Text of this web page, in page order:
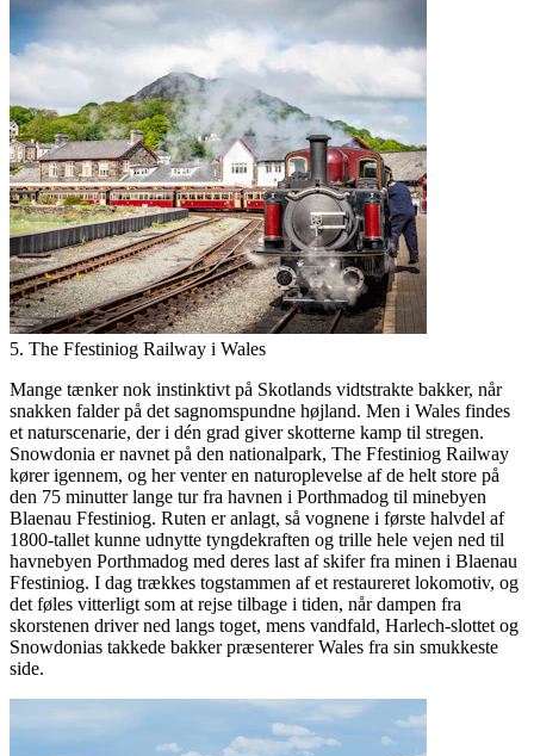
5. The Ffestiniog Railway i Wales
Mange tænker nok instinktivt på Skotlands vidtstrakte bakker, når
snakken falder på det sagnomspundne højland. Men i Wales findes
et naturscenarie, der i dén grad giver skotterne kamp til stregen.
Snowdonia er navnet på den nationalpark, The Ffestiniog Railway
kører igennem, og her venter en naturoplevelse af de helt store på
den 75 minutter lange tur fra havnen i Porthmadog til minebyen
Blaenau Ffestiniog. Ruten er anlagt, så vognene i første halvdel af
1800-tallet kunne udnytte tyngdekraften og trille hele vejen ned til
havnebyen Porthmadog med deres last af skifer fra minen i Blaenau
Ffestiniog. I dag trækkes togstammen af et restaureret lokomotiv, og
det føles vitterligt som at rejse tilbage i tiden, når dampen fra
skorstenen driver ned langs toget, mens vandfald, Harlech-slottet og
Snowdonias takkede bakker præsenterer Wales fra sin smukkeste
side.